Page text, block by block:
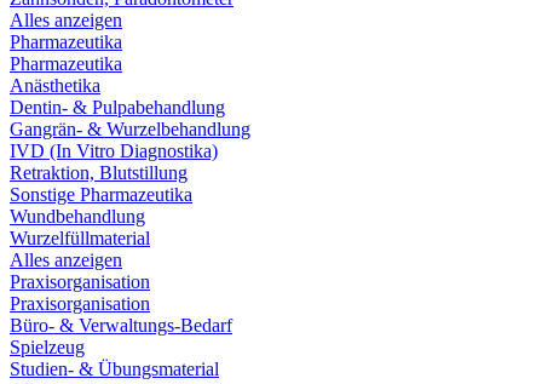
Alles anzeigen
Pharmazeutika
Pharmazeutika
Anästhetika
Dentin- & Pulpabehandlung
Gangrän- & Wurzelbehandlung
IVD (In Vitro Diagnostika)
Retraktion, Blutstillung
Sonstige Pharmazeutika
Wundbehandlung
Wurzelfüllmaterial
Alles anzeigen
Praxisorganisation
Praxisorganisation
Büro- & Verwaltungs-Bedarf
Spielzeug
Studien- & Übungsmaterial